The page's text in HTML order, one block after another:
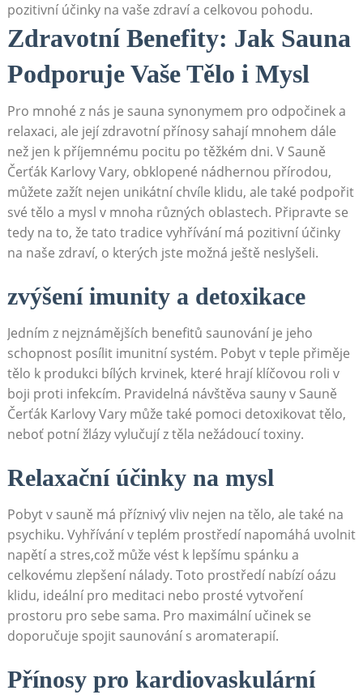
pozitivní ‌účinky na ‌vaše zdraví a celkovou pohodu.
Zdravotní ⁣Benefity: Jak Sauna
Podporuje⁢ Vaše Tělo i Mysl
Pro mnohé z nás je sauna synonymem⁢ pro odpočinek a
relaxaci, ale její ⁢zdravotní přínosy⁢ sahají ​mnohem dále
než jen k příjemnému pocitu ⁤po těžkém dni. V Sauně
Čerťák Karlovy ​Vary, obklopené nádhernou přírodou,⁤
můžete zažít⁢ nejen unikátní chvíle klidu, ale také podpořit
‌své tělo a mysl v mnoha různých oblastech. Připravte se
tedy na to, že tato tradice vyhřívání má pozitivní účinky
‍na naše zdraví, o kterých jste možná ještě neslyšeli.
zvýšení imunity a detoxikace
Jedním z nejznámějších benefitů saunování je jeho
schopnost ‍posílit imunitní systém. Pobyt v teple ‍přiměje
tělo k produkci ​bílých krvinek, ​které hrají ⁤klíčovou roli v ​​
boji proti infekcím. Pravidelná návštěva sauny v Sauně⁣
Čerťák Karlovy Vary může⁣ také pomoci detoxikovat tělo,
neboť potní žlázy vylučují z těla nežádoucí toxiny.
Relaxační účinky ⁣na mysl
Pobyt v ⁤sauně ​má příznivý vliv nejen ⁤na tělo, ale také ⁣na
psychiku. ⁣Vyhřívání v teplém prostředí napomáhá uvolnit⁤
napětí a stres,což může vést ⁤k lepšímu ⁢spánku a
celkovému zlepšení nálady. Toto prostředí ​nabízí oázu
klidu, ideální pro meditaci⁢ nebo prosté ‍vytvoření
⁢prostoru pro sebe sama. Pro ⁤maximální učinek se
doporučuje‍ spojit saunování s aromaterapií.
Přínosy pro kardiovaskulární